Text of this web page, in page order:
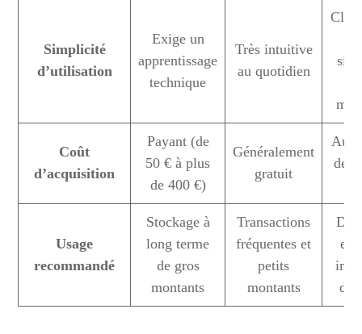
Simplicité
d’utilisation
Exige un
apprentissage
technique
Très intuitive
au quotidien
Clé
Coût
d’acquisition
Payant (de
50 € à plus
de 400 €)
Généralement
gratuit
de
Usage
recommandé
Stockage à
long terme
de gros
montants
Transactions
fréquentes et
petits
montants
et
de